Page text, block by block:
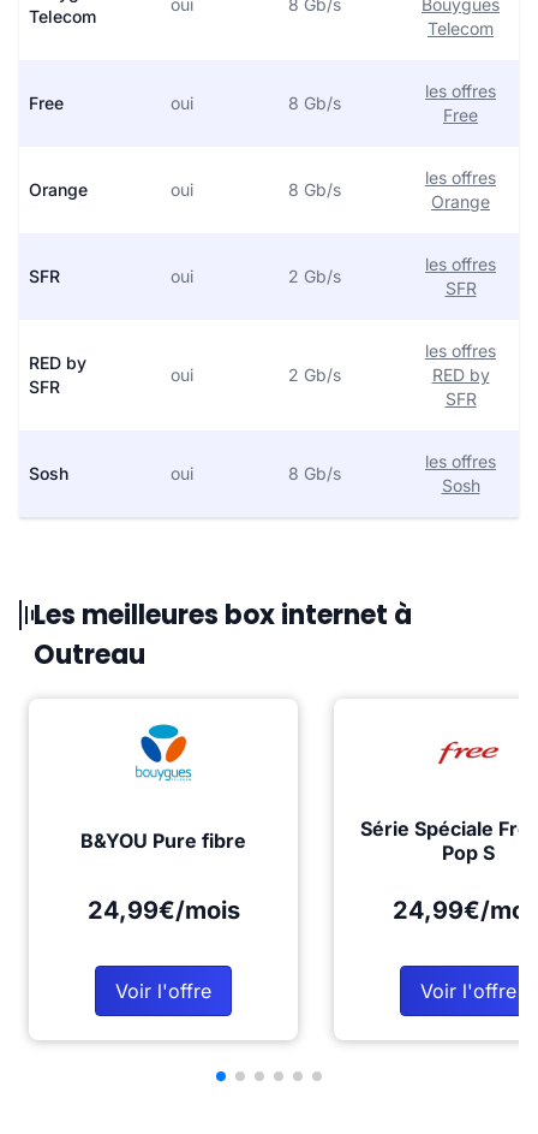
Telecom
oui 8 Gb/s
Bouygues
Telecom
Free oui 8 Gb/s
les offres
Free
Orange oui 8 Gb/s
les offres
Orange
SFR oui 2 Gb/s
les offres
SFR
RED by
SFR
oui 2 Gb/s
les offres
RED by
SFR
Sosh oui 8 Gb/s
les offres
Sosh
Les meilleures box internet à
Outreau
B&YOU Pure fibre
24,99€/mois
Voir l'offre
Série Spéciale
Pop S
24,99€/
Voir l'offre